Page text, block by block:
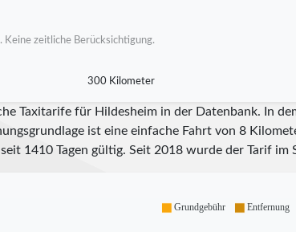
zeitliche Berücksichtigung.
300 Kilometer
Taxitarife für Hildesheim in der Datenbank. In
ist eine einfache Fahrt von 8
1410Tagen gültig. Seit 2018wurde der Tarif im
Grundgebühr Entfernung